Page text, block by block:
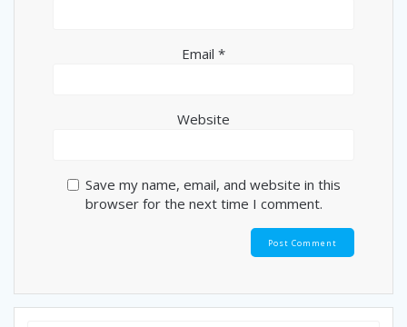
Email *
Website
Save my name, email, and website in this
browser for the next time I comment.